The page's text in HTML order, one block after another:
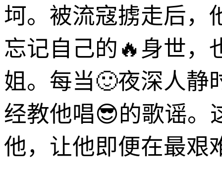
坷。被流寇掳走后，
忘记自己的🔥身世，
姐。每当🙂夜深人静
经教他唱😎的歌谣。
他，让他即便在最艰